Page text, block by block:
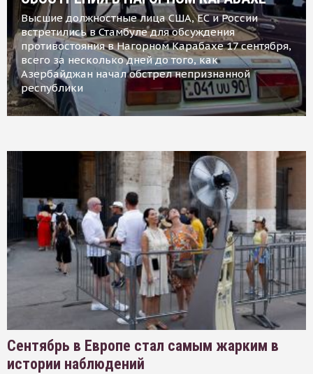
Высшие должностные лица США, ЕС и России
встретились в Стамбуле для обсуждения
противостояния в Нагорном Карабахе 17 сентября,
всего за несколько дней до того, как
Азербайджан начал обстрел непризнанной
республики
Сентябрь в Европе стал самым жарким в
истории наблюдений